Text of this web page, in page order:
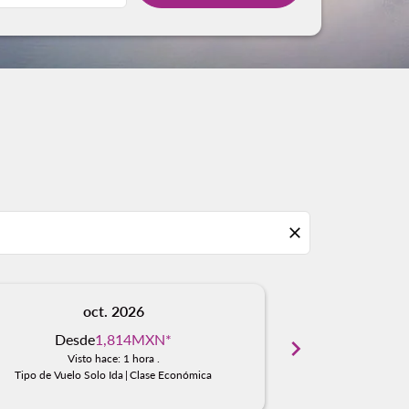
close
oct. 2026
Desde1,814MXN*
Visto hace: 1 hora .
Tipo de Vuelo Solo Ida | Clase Económica
chevron_right